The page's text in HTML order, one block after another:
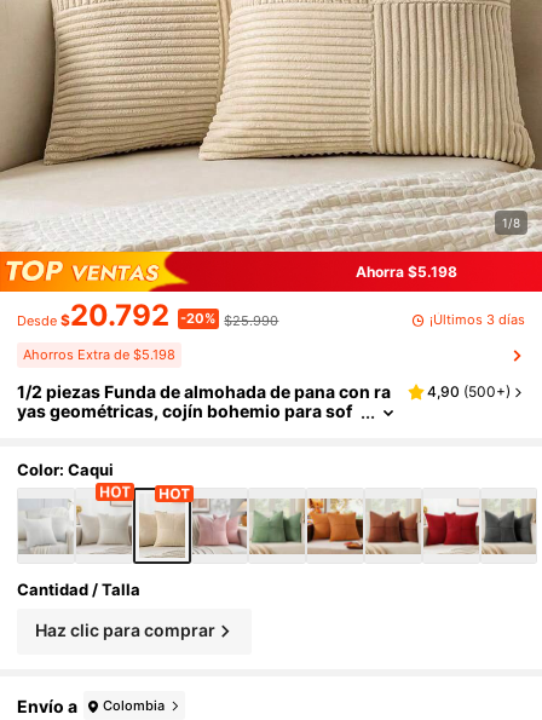
1/8
Ahorra $5.198
Desde $20.792 -20% $25.990 ¡Últimos 3 días
Ahorros Extra de $5.198
1/2 piezas Funda de almohada de pana con ra
yas geométricas, cojín bohemio para sof
4,90 (500+)
Color: Caqui
Cantidad / Talla
Haz clic para comprar
Envío a Colombia